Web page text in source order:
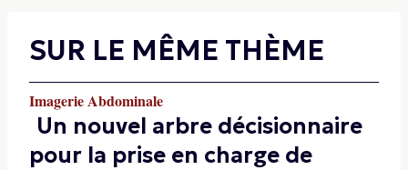
SUR LE MÊME THÈME
Imagerie Abdominale
Un nouvel arbre décisionnaire
pour la prise en charge de